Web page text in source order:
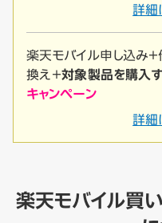
詳細
楽天モバイル申し込み
換え＋対象製品を購入
キャンペーン
詳細
楽天モバイル買